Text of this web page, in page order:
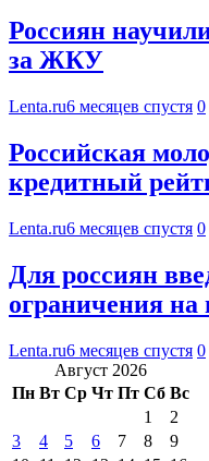
Россиян
за ЖКУ
Lenta.ru6 месяцев спустя 0
Российская
кредитный
Lenta.ru6 месяцев спустя 0
Для россиян
ограничения
Lenta.ru6 месяцев спустя 0
Август 2026
Пн Вт Ср Чт Пт Сб Вс
1
2
3
4 5 6 7 8
9